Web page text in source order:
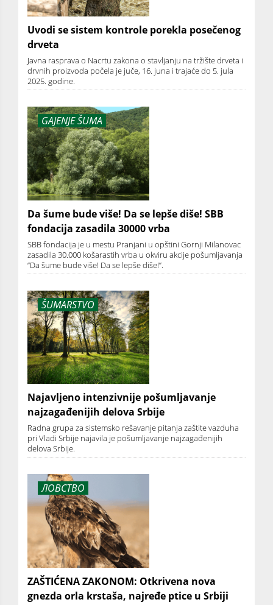
Uvodi se sistem kontrole porekla posečenog
drveta
Javna rasprava o Nacrtu zakona o stavljanju na tržište drveta i
drvnih proizvoda počela je juče, 16. juna i trajaće do 5. jula
2025. godine.
GAJENJE ŠUMA
Da šume bude više! Da se lepše diše! SBB
fondacija zasadila 30000 vrba
SBB fondacija je u mestu Pranjani u opštini Gornji Milanovac
zasadila 30.000 košarastih vrba u okviru akcije pošumljavanja
“Da šume bude više! Da se lepše diše!”.
ŠUMARSTVO
Najavljeno intenzivnije pošumljavanje
najzagađenijih delova Srbije
Radna grupa za sistemsko rešavanje pitanja zaštite vazduha
pri Vladi Srbije najavila je pošumljavanje najzagađenijih
delova Srbije.
ЛОВСТВО
ZAŠTIĆENA ZAKONOM: Otkrivena nova
gnezda orla krstaša, najređe ptice u Srbiji